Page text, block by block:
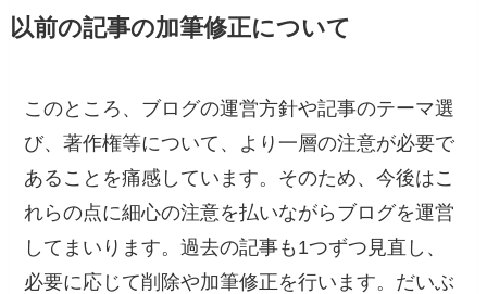
以前の記事の加筆修正について
このところ、ブログの運営方針や記事のテーマ選
び、著作権等について、より一層の注意が必要で
あることを痛感しています。そのため、今後はこ
れらの点に細心の注意を払いながらブログを運営
してまいります。過去の記事も1つずつ見直し、
必要に応じて削除や加筆修正を行います。だいぶ